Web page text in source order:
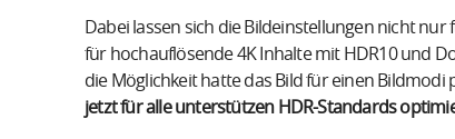
Dabei lassen sich die Bildeinstellungen nicht
für hochauflösende 4K Inhalte mit HDR10 und
die Möglichkeit hatte das Bild für einen Bildmodi
jetzt für alle unterstützen HDR-Standards